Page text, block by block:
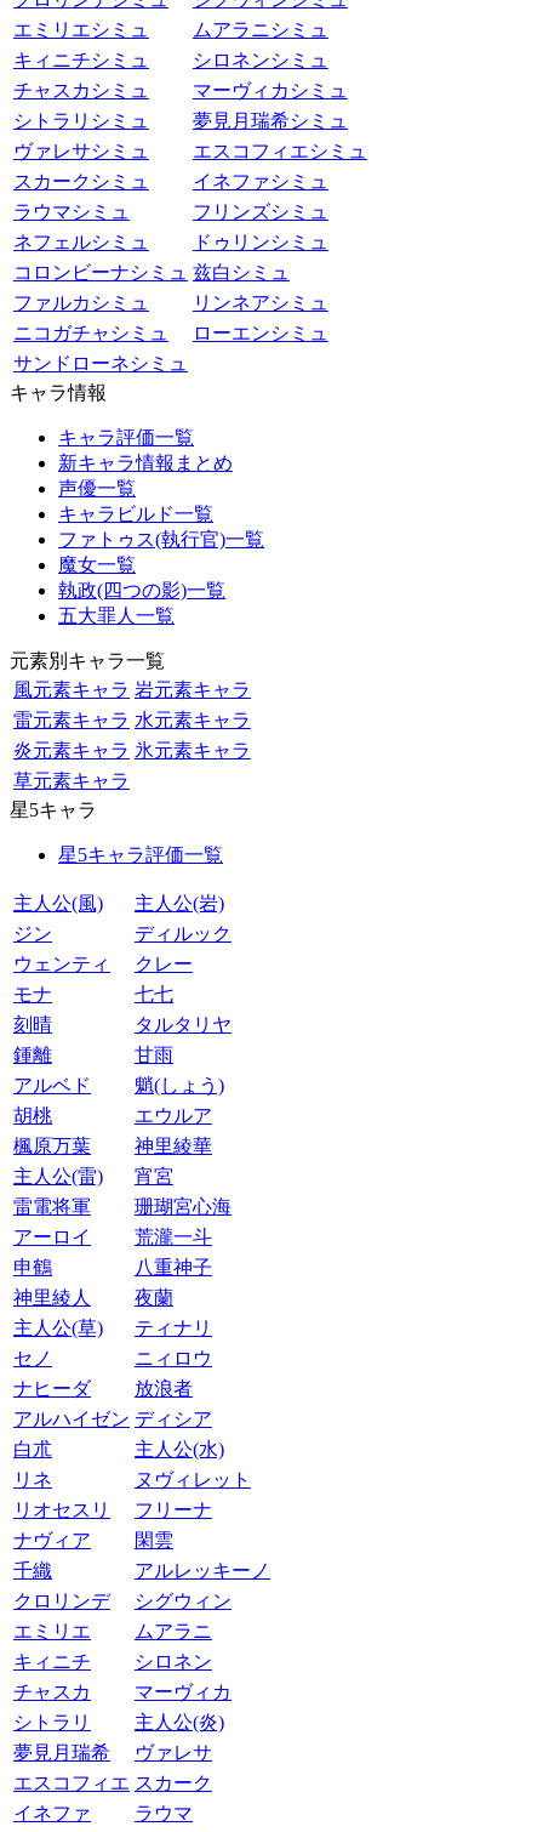
エミリエシミュ
ムアラニシミュ
キィニチシミュ
シロネンシミュ
チャスカシミュ
マーヴィカシミュ
シトラリシミュ
夢見月瑞希シミュ
ヴァレサシミュ
エスコフィエシミュ
スカークシミュ
イネファシミュ
ラウマシミュ
フリンズシミュ
ネフェルシミュ
ドゥリンシミュ
コロンビーナシミュ 兹白シミュ
ファルカシミュ
リンネアシミュ
ニコガチャシミュ
ローエンシミュ
サンドローネシミュ
キャラ情報
キャラ評価一覧
新キャラ情報まとめ
声優一覧
キャラビルド一覧
ファトゥス(執行官)一覧
魔女一覧
執政(四つの影)一覧
五大罪人一覧
元素別キャラ一覧
風元素キャラ 岩元素キャラ
雷元素キャラ 水元素キャラ
炎元素キャラ 氷元素キャラ
草元素キャラ
星5キャラ
星5キャラ評価一覧
主人公(風)
主人公(岩)
ジン
ディルック
ウェンティ
クレー
モナ
七七
刻晴
タルタリヤ
鍾離
甘雨
アルベド
魈(しょう)
胡桃
エウルア
楓原万葉
神里綾華
主人公(雷)
宵宮
雷電将軍
珊瑚宮心海
アーロイ
荒瀧一斗
申鶴
八重神子
神里綾人
夜蘭
主人公(草)
ティナリ
セノ
ニィロウ
ナヒーダ
放浪者
アルハイゼン ディシア
白朮
主人公(水)
リネ
ヌヴィレット
リオセスリ
フリーナ
ナヴィア
閑雲
千織
アルレッキーノ
クロリンデ
シグウィン
エミリエ
ムアラニ
キィニチ
シロネン
チャスカ
マーヴィカ
シトラリ
主人公(炎)
夢見月瑞希
ヴァレサ
エスコフィエ スカーク
イネファ
ラウマ